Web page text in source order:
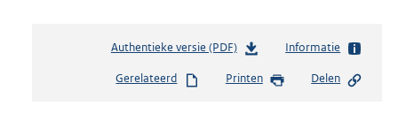
Authentieke versie (PDF)b
s
Informatie
Gerelateerd Printen Delen